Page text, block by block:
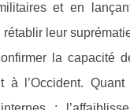
et en
leur
la capacité
l’Occident.